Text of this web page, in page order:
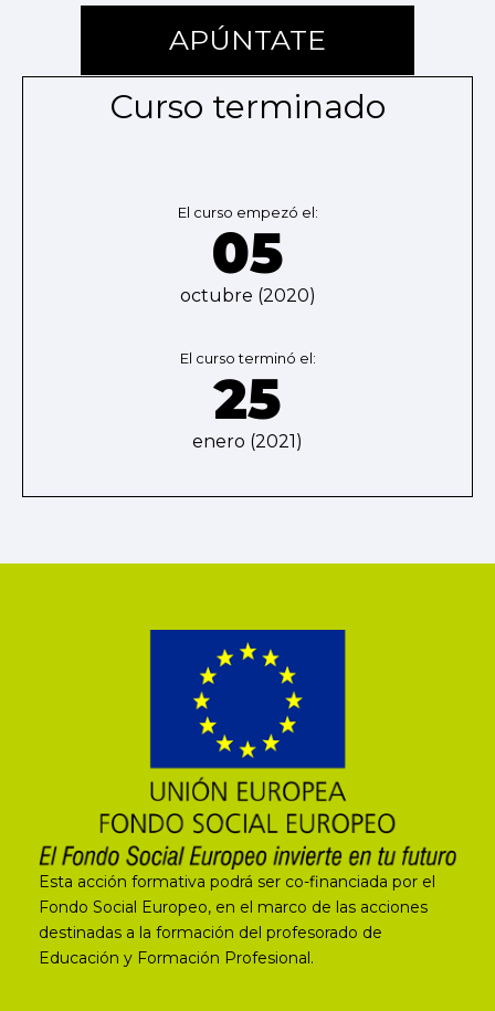
APÚNTATE
Curso terminado
El curso empezó el:
05
octubre (2020)
El curso terminó el:
25
enero (2021)
Esta acción formativa podrá ser co-financiada por el
Fondo Social Europeo, en el marco de las acciones
destinadas a la formación del profesorado de
Educación y Formación Profesional.